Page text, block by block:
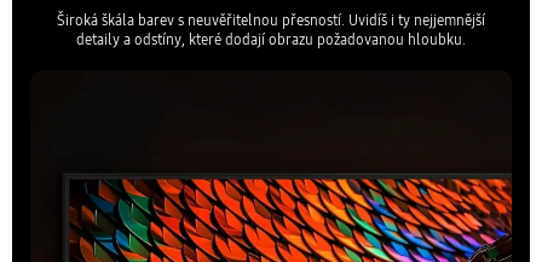
Široká škála barev s neuvěřitelnou přesností. Uvidíš i ty nejjemnější
detaily a odstíny, které dodají obrazu požadovanou hloubku.